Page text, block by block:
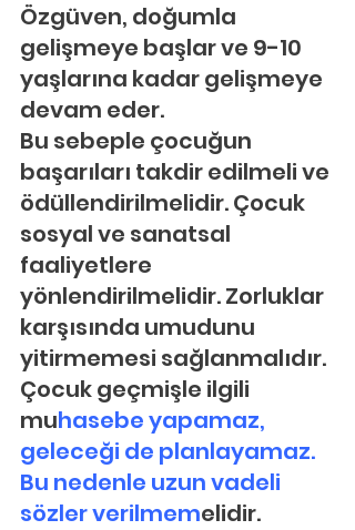
Özgüven, doğumla
gelişmeye başlar ve 9-10
yaşlarına kadar gelişmeye
devam eder.
Bu sebeple çocuğun
başarıları takdir edilmeli ve
ödüllendirilmelidir. Çocuk
sosyal ve sanatsal
faaliyetlere
yönlendirilmelidir. Zorluklar
karşısında umudunu
yitirmemesi sağlanmalıdır.
Çocuk geçmişle ilgili
muhasebe yapamaz,
geleceği de planlayamaz.
Bu nedenle uzun vadeli
sözler verilmemelidir.